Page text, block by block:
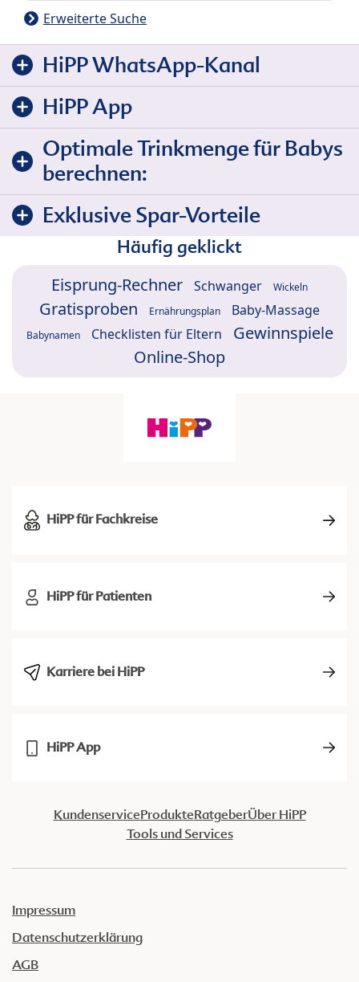
Erweiterte Suche
HiPP WhatsApp-Kanal
HiPP App
Optimale Trinkmenge für Babys
berechnen:
Exklusive Spar-Vorteile
Häufig geklickt
Eisprung-Rechner Schwanger Wickeln
Gratisproben Ernährungsplan Baby-Massage
Babynamen Checklisten für Eltern
Gewinnspiele
Online-Shop
HiPP für Fachkreise
HiPP für Patienten
Karriere bei HiPP
HiPP App
KundenserviceProdukteRatgeberÜber HiPP
Tools und Services
Impressum
Datenschutzerklärung
AGB